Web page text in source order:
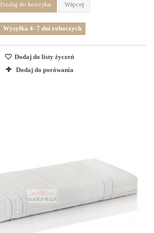
Dodaj do koszyka Więcej
Wysyłka 4- 7 dni roboczych
Dodaj do listy życzeń
Dodaj do porówania